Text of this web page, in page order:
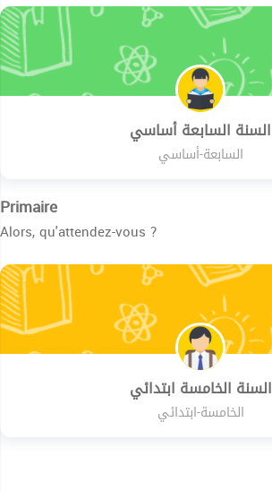
السنة السابعة أساسي
السابعة-أساسي
Primaire
Alors, qu'attendez-vous ?
السنة الخامسة ابتدائي
الخامسة-ابتدائي